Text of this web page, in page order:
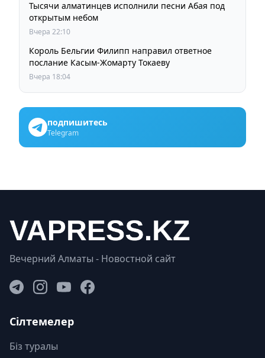
Тысячи алматинцев исполнили песни Абая под
открытым небом
Вчера 22:10
Король Бельгии Филипп направил ответное
послание Касым-Жомарту Токаеву
Вчера 18:04
подпишитесь
Telegram
Вечерний Алматы - Новостной сайт
Сілтемелер
Біз туралы